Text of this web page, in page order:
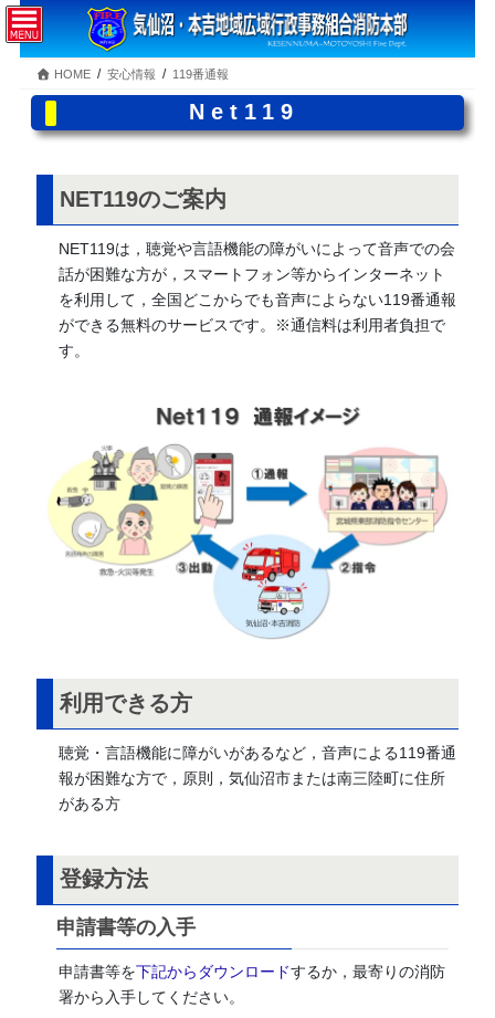
コ
ン
テ
ツ
へ
ナ
ビ
ゲ
シ
ョ
HOME 安心情報 119番通報
Net119
NET119のご案内
NET119は，聴覚や言語機能の障がいによって音声での会
話が困難な方が，スマートフォン等からインターネット
を利用して，全国どこからでも音声によらない119番通報
ができる無料のサービスです。※通信料は利用者負担で
す。
利用できる方
聴覚・言語機能に障がいがあるなど，音声による119番通
報が困難な方で，原則，気仙沼市または南三陸町に住所
がある方
登録方法
申請書等の入手
申請書等を下記からダウンロードするか，最寄りの消防
署から入手してください。